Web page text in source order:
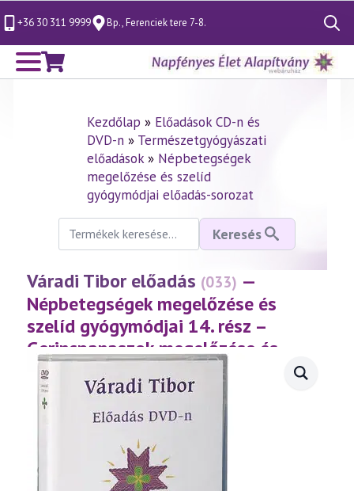
+36 30 311 9999 Bp., Ferenciek tere 7-8.
Search
for:
Kezdőlap » Előadások CD-n és
DVD-n» Természetgyógyászati
előadások» Népbetegségek
megelőzése és szelíd
gyógymódjai előadás-sorozat
Keresés
következőre:
Keresés
Váradi Tibor előadás (033) —
Népbetegségek megelőzése és
szelíd gyógymódjai 14. rész –
Gerincpanaszok megelőzése és
gyógyítása
(1997.09.21.)